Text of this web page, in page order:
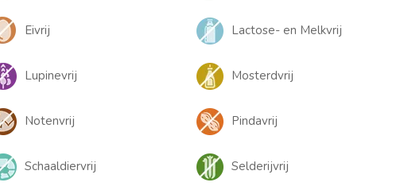
Eivrij Lactose- en Melkvrij
Lupinevrij Mosterdvrij
Notenvrij Pindavrij
Schaaldiervrij Selderijvrij